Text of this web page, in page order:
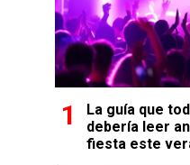
La guía que
debería leer
fiesta este